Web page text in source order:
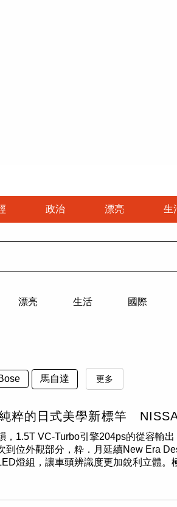
政治 漂亮
首頁
生
生活首頁
國際首頁
漂亮 生活 國際
馬自達 更多
粹的日式美學新標竿
，1.5T VC-Turbo引擎204ps的從容輸
到位外觀部分，粋．月延續New Era
燈組，讓車頭辨識度更加銳利立體
擇Miyabi雅緻套件，還能享有魅力雙
吋雙色切削鋁圈與車尾LED光帶則讓
闊，TAKUMI匠人訂製皮革包覆手感細